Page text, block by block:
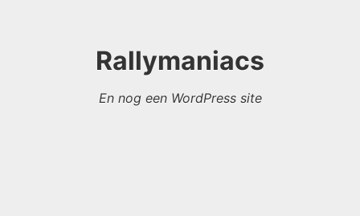
Rallymaniacs
En nog een WordPress site